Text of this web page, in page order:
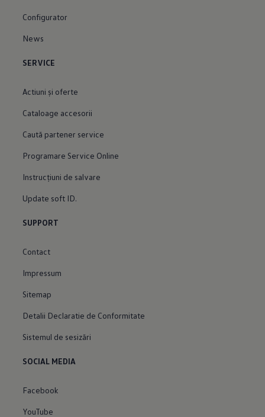
Configurator
News
SERVICE
Actiuni şi oferte
Cataloage accesorii
Caută partener service
Programare Service Online
Instrucțiuni de salvare
Update soft ID.
SUPPORT
Contact
Impressum
Sitemap
Detalii Declaratie de Conformitate
Sistemul de sesizări
SOCIAL MEDIA
Facebook
YouTube